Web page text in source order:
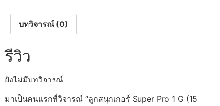
บทวิจารณ์ (0)
รีวิว
ยังไม่มีบทวิจารณ์
มาเป็นคนแรกที่วิจารณ์ “ลูกสนุกเกอร์ Super Pro 1 G (15